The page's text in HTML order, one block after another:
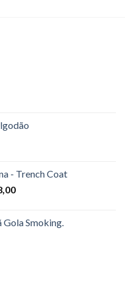
- Trench Coat
Price
through
Gola Smoking.